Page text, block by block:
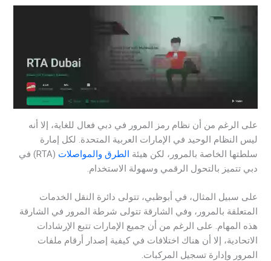
على الرغم من أن نظام رمز المرور في دبي فعال للغاية، إلا أنه
ليس النظام الوحيد في الإمارات العربية المتحدة. لكل إمارة
سلطتها الخاصة بالمرور، لكن هيئة الطرق والمواصلات
(RTA) في
دبي تتميز بالتحول الرقمي وسهولة الاستخدام.
على سبيل المثال، في أبوظبي، تتولى دائرة النقل الخدمات
المتعلقة بالمرور، وفي الشارقة تتولى شرطة المرور في الشارقة
هذه المهام. على الرغم من أن جميع الإمارات تتبع الإرشادات
الاتحادية، إلا أن هناك اختلافات في كيفية إصدار أرقام ملفات
المرور وإدارة تسجيل المركبات.